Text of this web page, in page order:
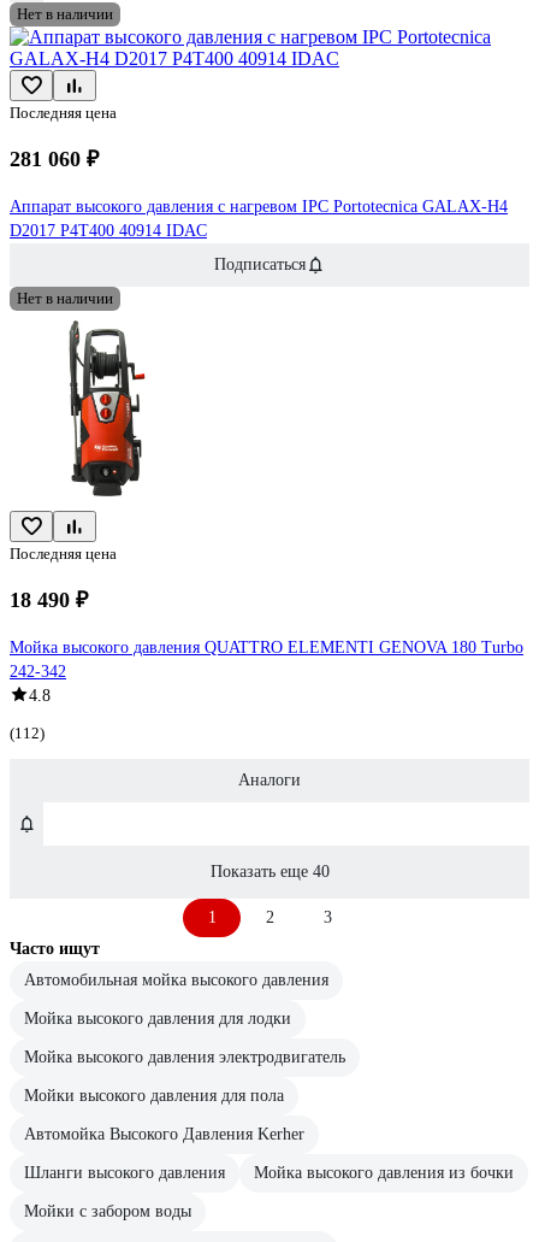
Нет в наличии
Последняя цена
281 060 ₽
Аппарат высокого давления с нагревом IPC Portotecnica GALAX-H4
D2017 P4T400 40914 IDAC
Подписаться
Нет в наличии
Последняя цена
18 490 ₽
Мойка высокого давления QUATTRO ELEMENTI GENOVA 180 Turbo
242-342
4.8
(112)
Аналоги
Показать еще 40
1 2
3
Часто ищут
Автомобильная мойка высокого давления
Мойка высокого давления для лодки
Мойка высокого давления электродвигатель
Мойки высокого давления для пола
Автомойка Высокого Давления Kerher
Шланги высокого давления Мойка высокого давления из бочки
Мойки с забором воды